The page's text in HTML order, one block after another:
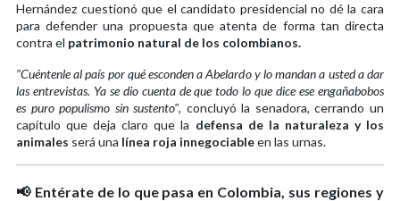
Hernández cuestionó que el candidato presidencial no dé la cara
para defender una propuesta que atenta de forma tan directa
contra el patrimonio natural de los colombianos.
"Cuéntenle al país por qué esconden a Abelardo y lo mandan a usted a dar
las entrevistas. Ya se dio cuenta de que todo lo que dice ese engañabobos
es puro populismo sin sustento", concluyó la senadora, cerrando un
capítulo que deja claro que la defensa de la naturaleza y los
animales será una línea roja innegociableen las urnas.
📢 Entérate de lo que pasa en Colombia, sus regiones y